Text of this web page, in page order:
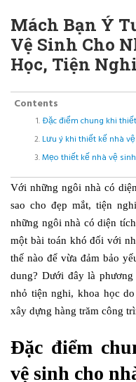
Mách Bạn Ý
Vệ Sinh Cho
Học, Tiện Nghi
Contents
Đặc điểm chung khi
Lưu ý khi thiết kế nhà
Mẹo thiết kế nhà vệ
Với những ngôi nhà có
sao cho đẹp mắt, tiện
những ngôi nhà có diện
một bài toán khó đối với
thế nào để vừa đảm bảo
dung? Dưới đây là
nhỏ tiện nghi, khoa học
xây dựng hàng trăm công
Đặc điểm
vệ sinh cho